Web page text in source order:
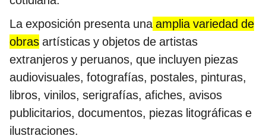
La exposición presenta una amplia variedad de
obras artísticas y objetos de artistas
extranjeros y peruanos, que incluyen piezas
audiovisuales, fotografías, postales, pinturas,
libros, vinilos, serigrafías, afiches, avisos
publicitarios, documentos, piezas litográficas e
ilustraciones.